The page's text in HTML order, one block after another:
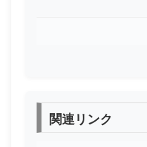
関連リンク